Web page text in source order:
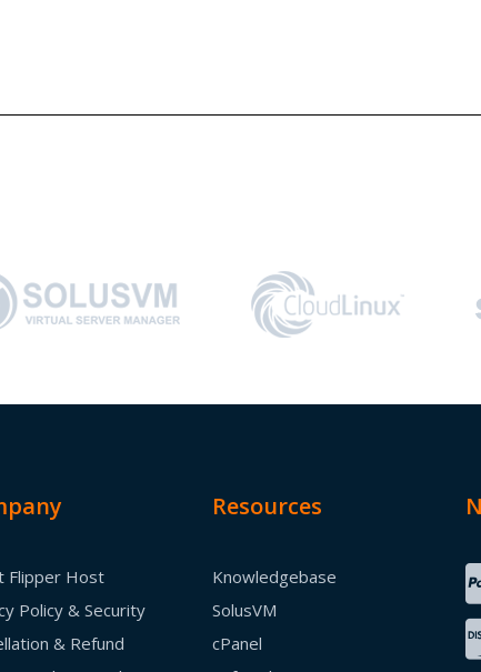
Flipper Host
Policy & Security
& Refund
Resources
Knowledgebase
SolusVM
cPanel